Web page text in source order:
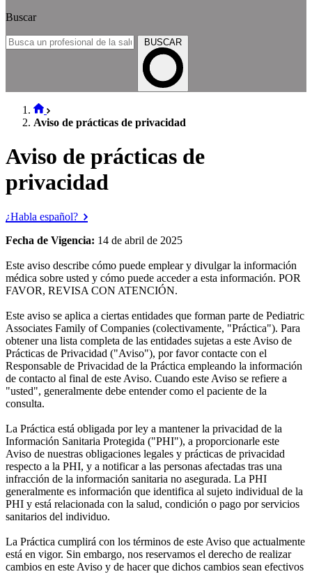
Buscar
BUSCAR
Aviso de prácticas de privacidad
Aviso de prácticas de
privacidad
¿Habla español?
Fecha de Vigencia: 14 de abril de 2025
Este aviso describe cómo puede emplear y divulgar la información
médica sobre usted y cómo puede acceder a esta información. POR
FAVOR, REVISA CON ATENCIÓN.
Este aviso se aplica a ciertas entidades que forman parte de Pediatric
Associates Family of Companies (colectivamente, "Práctica"). Para
obtener una lista completa de las entidades sujetas a este Aviso de
Prácticas de Privacidad ("Aviso"), por favor contacte con el
Responsable de Privacidad de la Práctica empleando la información
de contacto al final de este Aviso. Cuando este Aviso se refiere a
"usted", generalmente debe entender como el paciente de la
consulta.
La Práctica está obligada por ley a mantener la privacidad de la
Información Sanitaria Protegida ("PHI"), a proporcionarle este
Aviso de nuestras obligaciones legales y prácticas de privacidad
respecto a la PHI, y a notificar a las personas afectadas tras una
infracción de la información sanitaria no asegurada. La PHI
generalmente es información que identifica al sujeto individual de la
PHI y está relacionada con la salud, condición o pago por servicios
sanitarios del individuo.
La Práctica cumplirá con los términos de este Aviso que actualmente
está en vigor. Sin embargo, nos reservamos el derecho de realizar
cambios en este Aviso y de hacer que dichos cambios sean efectivos